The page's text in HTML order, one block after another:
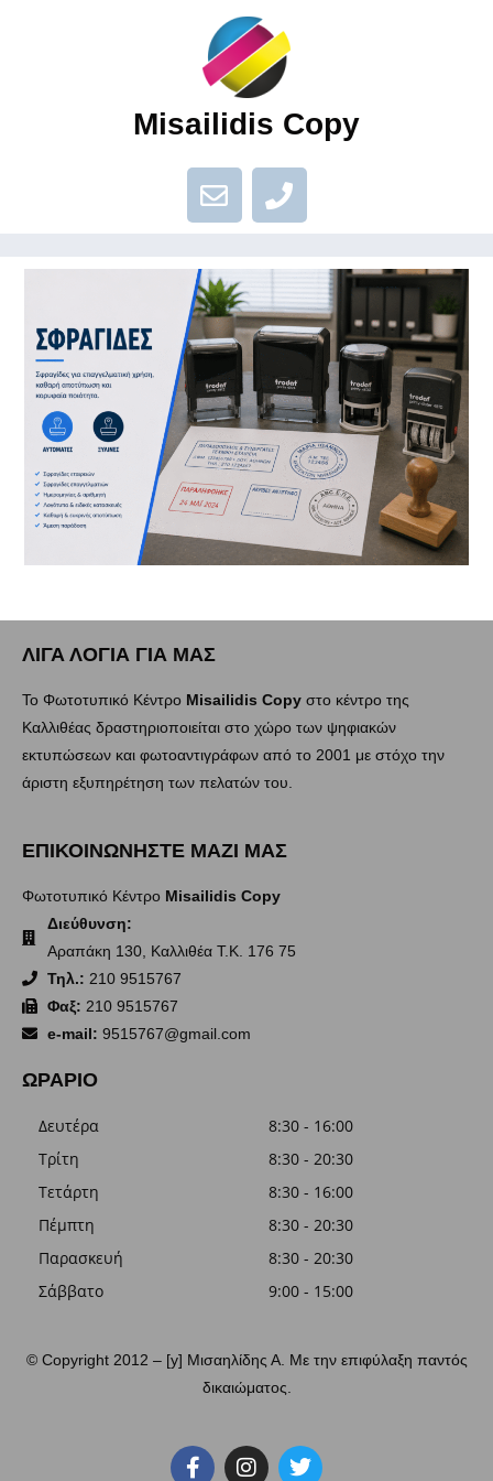
Misailidis Copy
ΛΙΓΑ ΛΟΓΙΑ ΓΙΑ ΜΑΣ
Το Φωτοτυπικό Κέντρο Misailidis Copy στο κέντρο της
Καλλιθέας δραστηριοποιείται στο χώρο των ψηφιακών
εκτυπώσεων και φωτοαντιγράφων από το 2001 με στόχο την
άριστη εξυπηρέτηση των πελατών του.
ΕΠΙΚΟΙΝΩΝΗΣΤΕ ΜΑΖΙ ΜΑΣ
Φωτοτυπικό Κέντρο Misailidis Copy
Διεύθυνση:
Αραπάκη 130, Καλλιθέα Τ.Κ. 176 75
Τηλ.: 210 9515767
Φαξ: 210 9515767
e-mail: 9515767@gmail.com
ΩΡΑΡΙΟ
Δευτέρα
8:30 - 16:00
Τρίτη
8:30 - 20:30
Τετάρτη
8:30 - 16:00
Πέμπτη
8:30 - 20:30
Παρασκευή
8:30 - 20:30
Σάββατο
9:00 - 15:00
© Copyright 2012 – [y] Μισαηλίδης Α. Με την επιφύλαξη παντός
δικαιώματος.